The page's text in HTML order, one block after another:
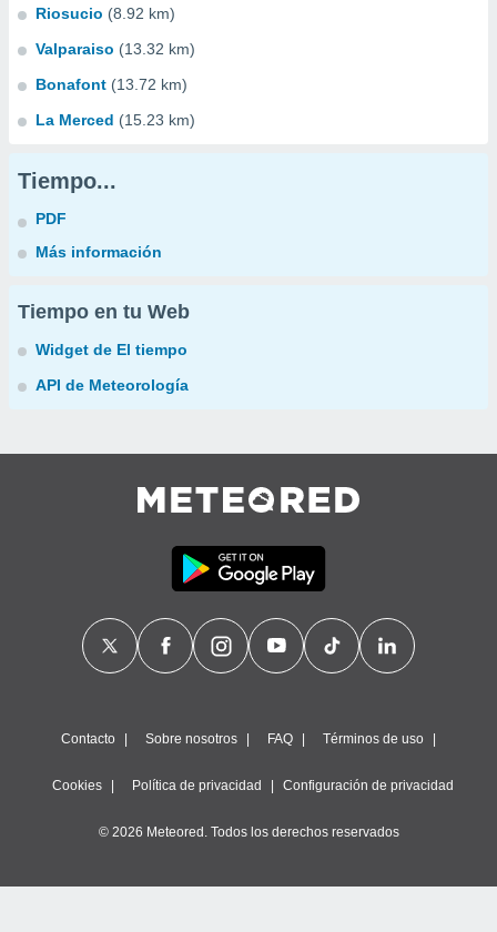
Riosucio (8.92 km)
Valparaiso (13.32 km)
Bonafont (13.72 km)
La Merced (15.23 km)
Tiempo...
PDF
Más información
Tiempo en tu Web
Widget de El tiempo
API de Meteorología
Contacto Sobre nosotros FAQ Términos de uso
Cookies Política de privacidad Configuración de privacidad
© 2026 Meteored. Todos los derechos reservados